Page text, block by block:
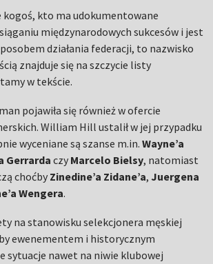
kogoś, kto ma udokumentowane
międzynarodowych sukcesów i jest
działania federacji, to nazwisko
znajduje się na szczycie listy
w tekście.
pojawiła się również w ofercie
William Hill ustalił w jej przypadku
wyceniane są szanse m.in. Wayne’a
Gerrardaczy Marcelo Bielsy, natomiast
choćby Zinedine’a Zidane’a, Juergena
Wengera.
na stanowisku selekcjonera męskiej
ewenementem i historycznym
sytuacje nawet na niwie klubowej